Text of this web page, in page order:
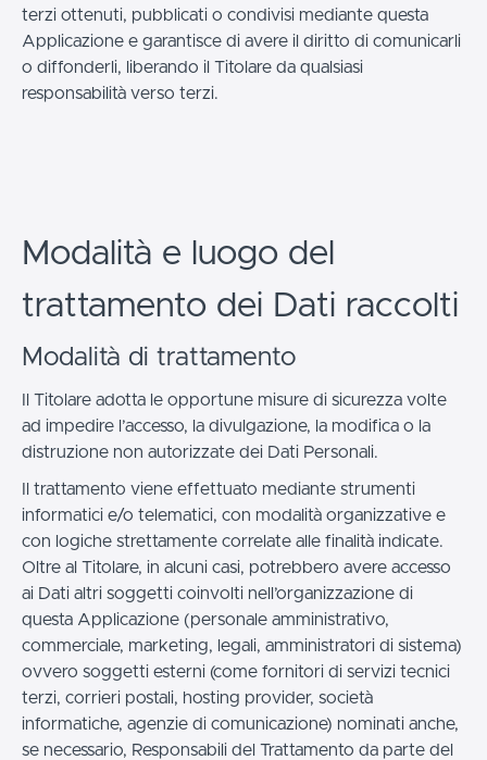
terzi ottenuti, pubblicati o condivisi mediante questa
Applicazione e garantisce di avere il diritto di comunicarli
o diffonderli, liberando il Titolare da qualsiasi
responsabilità verso terzi.
Modalità e luogo del
trattamento dei Dati raccolti
Modalità di trattamento
Il Titolare adotta le opportune misure di sicurezza volte
ad impedire l’accesso, la divulgazione, la modifica o la
distruzione non autorizzate dei Dati Personali.
Il trattamento viene effettuato mediante strumenti
informatici e/o telematici, con modalità organizzative e
con logiche strettamente correlate alle finalità indicate.
Oltre al Titolare, in alcuni casi, potrebbero avere accesso
ai Dati altri soggetti coinvolti nell’organizzazione di
questa Applicazione (personale amministrativo,
commerciale, marketing, legali, amministratori di sistema)
ovvero soggetti esterni (come fornitori di servizi tecnici
terzi, corrieri postali, hosting provider, società
informatiche, agenzie di comunicazione) nominati anche,
se necessario, Responsabili del Trattamento da parte del